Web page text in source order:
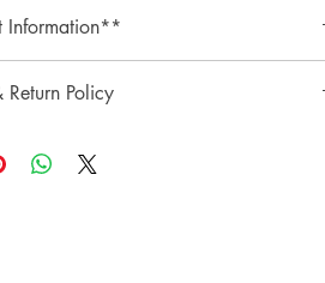
our website within 30 days of your
present your payment receipt, and we'll
อย่างมั่นใจ! หากพบว่าราคาสินค้า
Information**
Policy
การคืนสินค้า